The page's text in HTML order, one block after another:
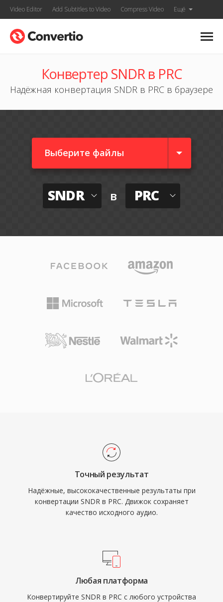
Video Editor Add Subtitles to Video Compress Video Ещё
Конвертер SNDR в PRC
Надёжная конвертация SNDR в PRC в браузере
Выберите файлы
SNDR в PRC
Точный результат
Надёжные, высококачественные результаты при
конвертации SNDR в PRC. Движок сохраняет
качество исходного аудио.
Любая платформа
Конвертируйте SNDR в PRC с любого устройства